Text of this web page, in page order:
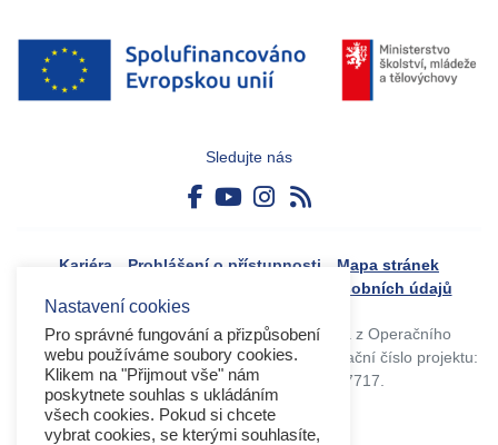
Sledujte nás
Kariéra Prohlášení o přístupnosti
Mapa stránek
Zásady ochrany osobních údajů
Tvorba webového portálu byla financovaná z Operačního
programu Výzkum, vývoj a vzdělávání. Registrační číslo projektu:
CZ.02.4.125/0.0/0.0/17_045/0017717.
Nastavení cookies
Pro správné fungování a přizpůsobení
webu používáme soubory cookies.
Klikem na "Přijmout vše" nám
poskytnete souhlas s ukládáním
všech cookies. Pokud si chcete
vybrat cookies, se kterými souhlasíte,